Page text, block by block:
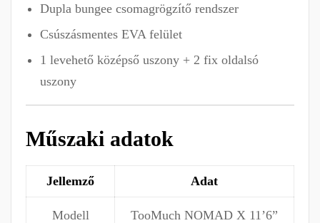
Dupla bungee csomagrögzítő rendszer
Csúszásmentes EVA felület
1 levehető középső uszony + 2 fix oldalsó
uszony
Műszaki adatok
Jellemző Adat
Modell TooMuch NOMAD X 11’6”